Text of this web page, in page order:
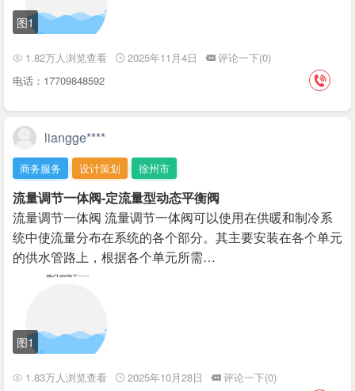
图1
1.82万人浏览查看 2025年11月4日
评论一下(0)
电话：17709848592
liangge****
商务服务 设计策划 徐州市
流量调节一体阀-定流量型动态平衡阀
流量调节一体阀 流量调节一体阀可以使用在供暖和制冷系
统中使流量分布在系统的各个部分。其主要安装在各个单元
的供水管路上，根据各个单元所需…
图1
1.83万人浏览查看 2025年10月28日
评论一下(0)